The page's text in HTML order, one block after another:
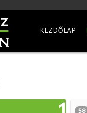
KEZDŐLAP
1 58